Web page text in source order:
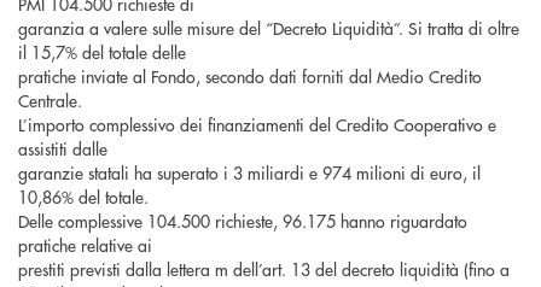
garanzia a valere sulle misure del “Decreto Liquidità”. Si tratta di oltre
il 15,7% del totale delle
pratiche inviate al Fondo, secondo dati forniti dal Medio Credito
Centrale.
L’importo complessivo dei finanziamenti del Credito Cooperativo e
assistiti dalle
garanzie statali ha superato i 3 miliardi e 974 milioni di euro, il
10,86% del totale.
Delle complessive 104.500 richieste, 96.175 hanno riguardato
pratiche relative ai
prestiti previsti dalla lettera m dell’art. 13 del decreto liquidità (fino a